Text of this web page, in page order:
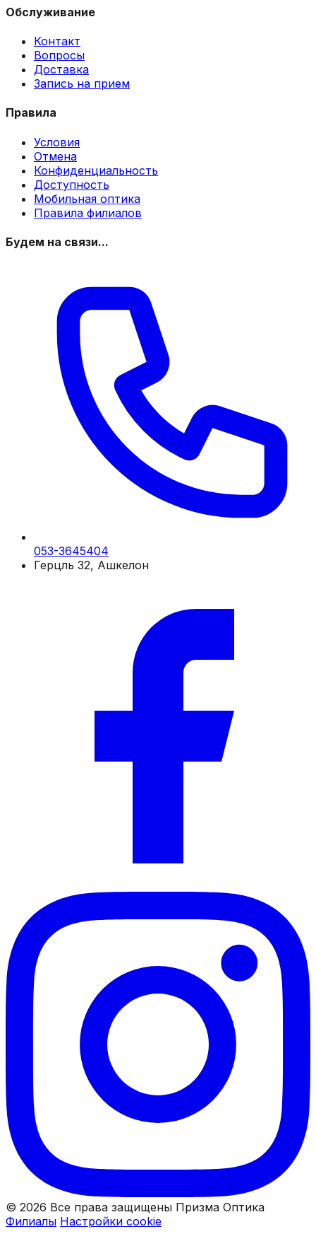
Обслуживание
Контакт
Вопросы
Доставка
Запись на прием
Правила
Условия
Отмена
Конфиденциальность
Доступность
Мобильная оптика
Правила филиалов
Будем на связи...
053-3645404
Герцль 32, Ашкелон
© 2026 Все права защищены Призма Оптика
Филиалы Настройки cookie